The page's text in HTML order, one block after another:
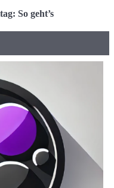
So geht’s